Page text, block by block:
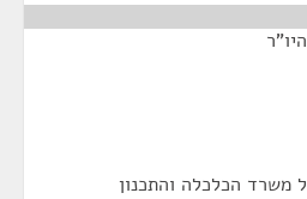
משרד הכלכלה והתכנון